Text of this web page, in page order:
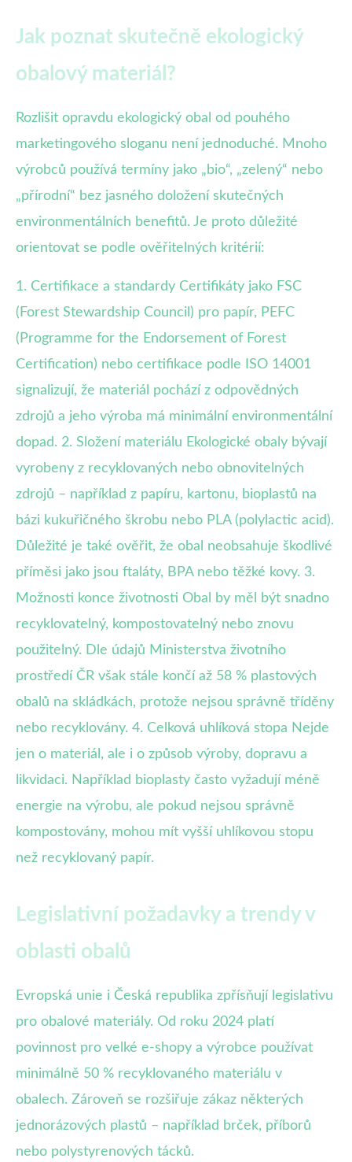
Jak poznat skutečně ekologický
obalový materiál?
Rozlišit opravdu ekologický obal od pouhého
marketingového sloganu není jednoduché. Mnoho
výrobců používá termíny jako „bio“, „zelený“ nebo
„přírodní“ bez jasného doložení skutečných
environmentálních benefitů. Je proto důležité
orientovat se podle ověřitelných kritérií:
1. Certifikace a standardy Certifikáty jako FSC
(Forest Stewardship Council) pro papír, PEFC
(Programme for the Endorsement of Forest
Certification) nebo certifikace podle ISO 14001
signalizují, že materiál pochází z odpovědných
zdrojů a jeho výroba má minimální environmentální
dopad. 2. Složení materiálu Ekologické obaly bývají
vyrobeny z recyklovaných nebo obnovitelných
zdrojů – například z papíru, kartonu, bioplastů na
bázi kukuřičného škrobu nebo PLA (polylactic acid).
Důležité je také ověřit, že obal neobsahuje škodlivé
příměsi jako jsou ftaláty, BPA nebo těžké kovy. 3.
Možnosti konce životnosti Obal by měl být snadno
recyklovatelný, kompostovatelný nebo znovu
použitelný. Dle údajů Ministerstva životního
prostředí ČR však stále končí až 58 % plastových
obalů na skládkách, protože nejsou správně tříděny
nebo recyklovány. 4. Celková uhlíková stopa Nejde
jen o materiál, ale i o způsob výroby, dopravu a
likvidaci. Například bioplasty často vyžadují méně
energie na výrobu, ale pokud nejsou správně
kompostovány, mohou mít vyšší uhlíkovou stopu
než recyklovaný papír.
Legislativní požadavky a trendy v
oblasti obalů
Evropská unie i Česká republika zpřísňují legislativu
pro obalové materiály. Od roku 2024 platí
povinnost pro velké e-shopy a výrobce používat
minimálně 50 % recyklovaného materiálu v
obalech. Zároveň se rozšiřuje zákaz některých
jednorázových plastů – například brček, příborů
nebo polystyrenových tácků.